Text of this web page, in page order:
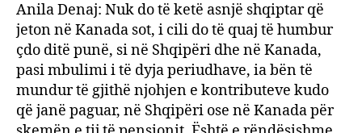
Anila Denaj: Nuk do të ketë asnjë shqiptar që
jeton në Kanada sot, i cili do të quaj të humbur
çdo ditë punë, si në Shqipëri dhe në Kanada,
pasi mbulimi i të dyja periudhave, ia bën të
mundur të gjithë njohjen e kontributeve kudo
që janë paguar, në Shqipëri ose në Kanada për